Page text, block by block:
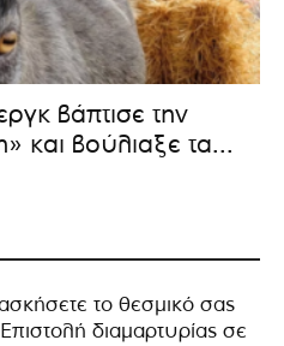
βάπτισε την
και βούλιαξε τα...
το θεσμικό σας
διαμαρτυρίας σε